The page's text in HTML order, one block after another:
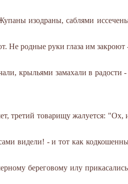
изодраны, саблями
Не родные руки глаза им
крыльями замахали в радости
третий товарищу жалуется: "Ох,
видели! - и тот как
береговому илу